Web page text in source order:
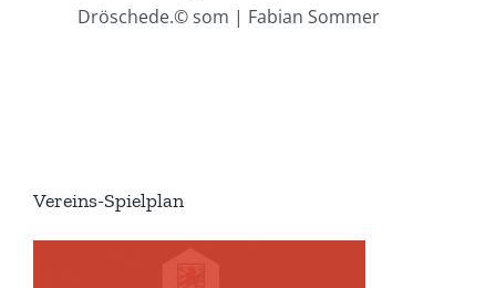
Dröschede.© som | Fabian Sommer
Vereins-Spielplan